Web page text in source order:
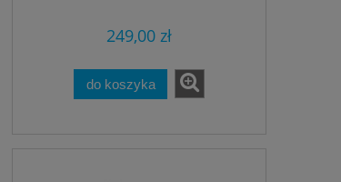
249,00 zł
do koszyka